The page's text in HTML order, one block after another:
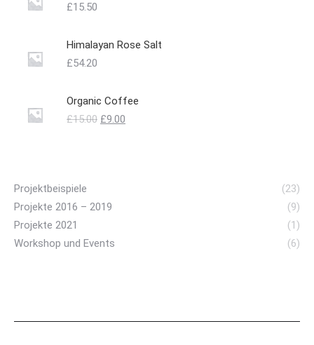
£15.50
Himalayan Rose Salt
£54.20
Organic Coffee
£15.00 Ursprünglicher
£9.00
Projektbeispiele
(23)
Projekte 2016 – 2019
(9)
Projekte 2021
(1)
Workshop und Events
(6)